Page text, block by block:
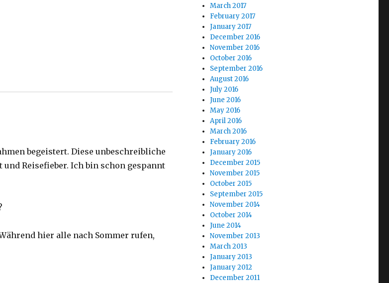
begeistert. Diese unbeschreibliche
Reisefieber. Ich bin schon gespannt
hier alle nach Sommer rufen,
March 2017
February 2017
January 2017
December 2016
November 2016
October 2016
September 2016
August 2016
July 2016
June 2016
May 2016
April 2016
March 2016
February 2016
January 2016
December 2015
November 2015
October 2015
September 2015
November 2014
October 2014
June 2014
November 2013
March 2013
January 2013
January 2012
December 2011